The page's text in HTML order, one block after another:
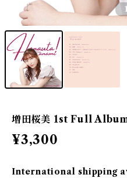
1
増田桜美 1st Full
¥3,300
International shipping